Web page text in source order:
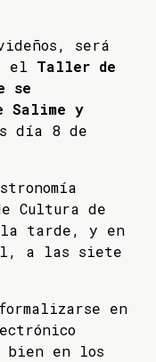
será
el Taller de
se
Salime y
día 8 de
Cultura de
la tarde, y en
a las siete
en
bien en los